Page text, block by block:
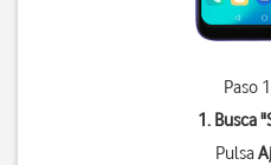
Paso
1. Busca "
Pulsa